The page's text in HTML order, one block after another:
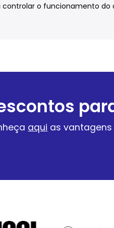
o funcionamento
aqui as vantagens